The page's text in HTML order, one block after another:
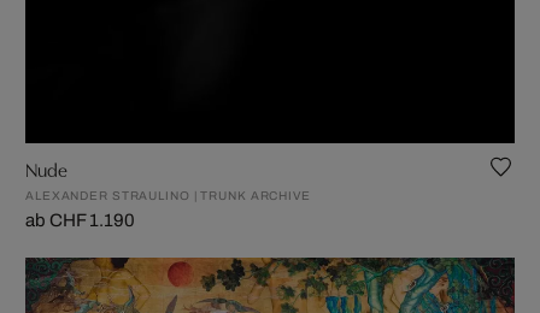
Nude
ALEXANDER STRAULINO | TRUNK ARCHIVE
ab CHF 1.190